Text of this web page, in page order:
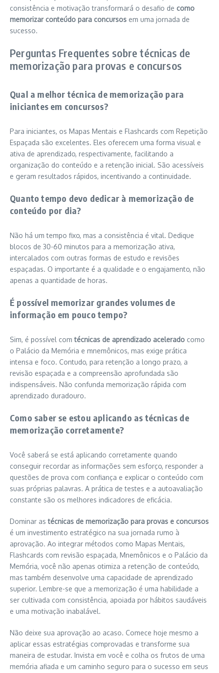
consistência e motivação transformará o desafio de como
memorizar conteúdo para concursos em uma jornada de
sucesso.
Perguntas Frequentes sobre técnicas de
memorização para provas e concursos
Qual a melhor técnica de memorização para
iniciantes em concursos?
Para iniciantes, os Mapas Mentais e Flashcards com Repetição
Espaçada são excelentes. Eles oferecem uma forma visual e
ativa de aprendizado, respectivamente, facilitando a
organização do conteúdo e a retenção inicial. São acessíveis
e geram resultados rápidos, incentivando a continuidade.
Quanto tempo devo dedicar à memorização de
conteúdo por dia?
Não há um tempo fixo, mas a consistência é vital. Dedique
blocos de 30-60 minutos para a memorização ativa,
intercalados com outras formas de estudo e revisões
espaçadas. O importante é a qualidade e o engajamento, não
apenas a quantidade de horas.
É possível memorizar grandes volumes de
informação em pouco tempo?
Sim, é possível comtécnicas de aprendizado acelerado como
o Palácio da Memória e mnemônicos, mas exige prática
intensa e foco. Contudo, para retenção a longo prazo, a
revisão espaçada e a compreensão aprofundada são
indispensáveis. Não confunda memorização rápida com
aprendizado duradouro.
Como saber se estou aplicando as técnicas de
memorização corretamente?
Você saberá se está aplicando corretamente quando
conseguir recordar as informações sem esforço, responder a
questões de prova com confiança e explicar o conteúdo com
suas próprias palavras. A prática de testes e a autoavaliação
constante são os melhores indicadores de eficácia.
Dominar astécnicas de memorização para provas e concursos
é um investimento estratégico na sua jornada rumo à
aprovação. Ao integrar métodos como Mapas Mentais,
Flashcards com revisão espaçada, Mnemônicos e o Palácio da
Memória, você não apenas otimiza a retenção de conteúdo,
mas também desenvolve uma capacidade de aprendizado
superior. Lembre-se que a memorização é uma habilidade a
ser cultivada com consistência, apoiada por hábitos saudáveis
e uma motivação inabalável.
Não deixe sua aprovação ao acaso. Comece hoje mesmo a
aplicar essas estratégias comprovadas e transforme sua
maneira de estudar. Invista em você e colha os frutos de uma
memória afiada e um caminho seguro para o sucesso em seus